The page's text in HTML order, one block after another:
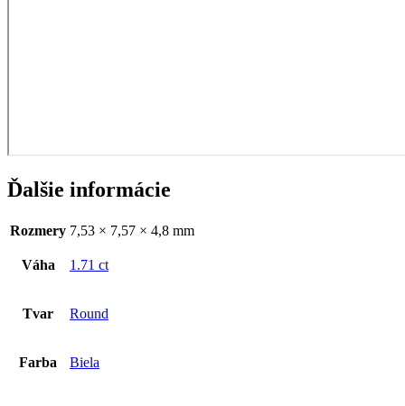
Ďalšie informácie
Rozmery 7,53 × 7,57 × 4,8 mm
Váha 1.71 ct
Tvar Round
Farba Biela